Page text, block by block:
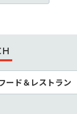
ード＆レストラン